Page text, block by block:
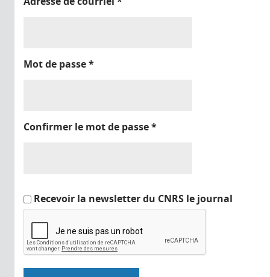
Mot de passe*
Confirmer le mot de passe*
Recevoir la newsletter du CNRS le journal